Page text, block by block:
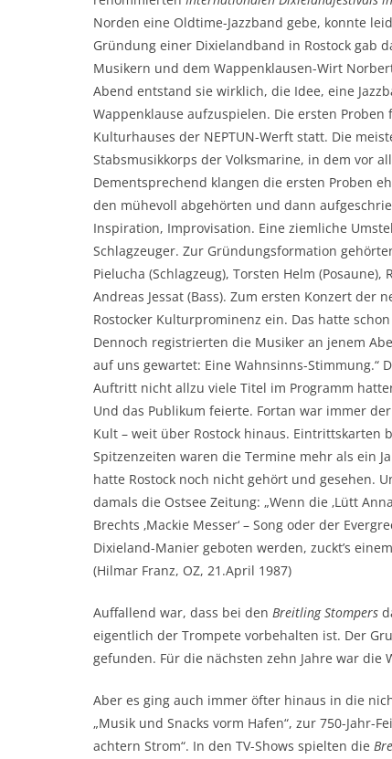
Norden eine Oldtime-Jazzband gebe, konnte
Gründung einer Dixielandband in Rostock gab
Musikern und dem Wappenklausen-Wirt
Abend entstand sie wirklich, die Idee, eine
Wappenklause aufzuspielen. Die ersten
Kulturhauses der NEPTUN-Werft statt. Die
Stabsmusikkorps der Volksmarine, in dem vor
Dementsprechend klangen die ersten Proben
den mühevoll abgehörten und dann
Inspiration, Improvisation. Eine ziemliche
Schlagzeuger. Zur Gründungsformation
Pielucha (Schlagzeug), Torsten Helm
Andreas Jessat (Bass). Zum ersten Konzert der
Rostocker Kulturprominenz ein. Das hatte
Dennoch registrierten die Musiker an jenem
auf uns gewartet: Eine Wahnsinns-Stimmung.“
Auftritt nicht allzu viele Titel im Programm
Und das Publikum feierte. Fortan war immer
Kult – weit über Rostock hinaus.
Spitzenzeiten waren die Termine mehr als ein
hatte Rostock noch nicht gehört und gesehen.
damals die Ostsee Zeitung: „Wenn die ‚Lütt
Brechts ‚Mackie Messer‘ – Song oder der
Dixieland-Manier geboten werden, zuckt’s
(Hilmar Franz, OZ, 21.April 1987)
Auffallend war, dass bei den Breitling Stompers
eigentlich der Trompete vorbehalten ist. Der
gefunden. Für die nächsten zehn Jahre war die
Aber es ging auch immer öfter hinaus in die
„Musik und Snacks vorm Hafen“, zur 750-Jahr-
achtern Strom“. In den TV-Shows spielten die